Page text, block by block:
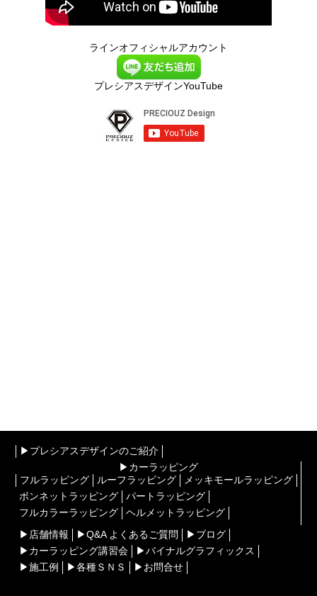
ラインオフィシャルアカウント
プレシアスデザインYouTube
▶︎プレシアスデザインのご紹介
▶︎カーラッピング
フルラッピング
ルーフラッピング
メッキモールラッピング
ボンネットラッピング
パートラッピング
フルカラーラッピング
ヘルメットラッピング
▶︎店舗情報
▶︎Q&A よくあるご質問
▶︎ブログ
▶︎カーラッピング講習会
▶︎バイナルグラフィックス
▶︎施工例
▶︎各種ＳＮＳ ▶︎お問合せ